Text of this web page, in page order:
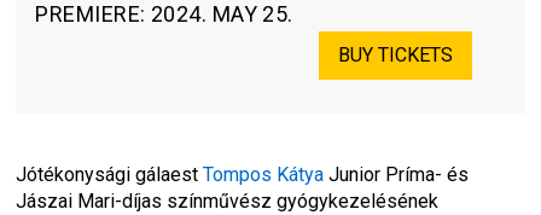
PREMIERE: 2024. MAY 25.
BUY TICKETS
Jótékonysági gálaest Tompos Kátya Junior Príma- és
Jászai Mari-díjas színművész gyógykezelésének